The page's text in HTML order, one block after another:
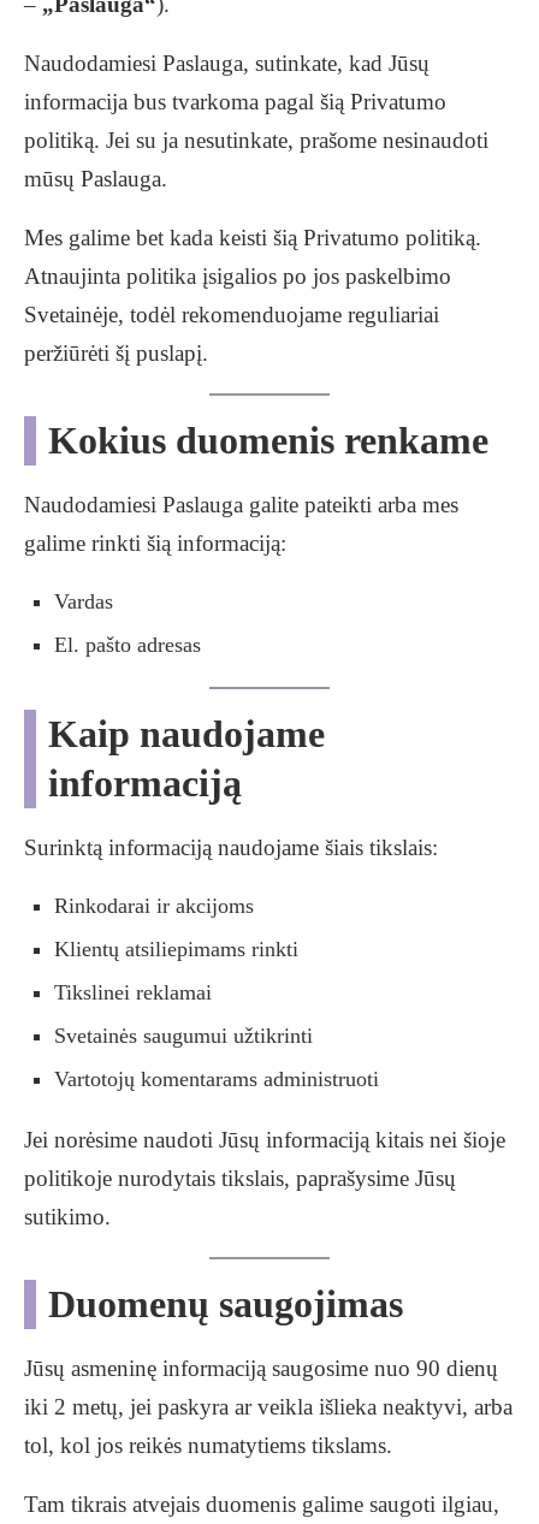
Naudodamiesi Paslauga, sutinkate, kad Jūsų
informacija bus tvarkoma pagal šią Privatumo
politiką. Jei su ja nesutinkate, prašome nesinaudoti
mūsų Paslauga.
Mes galime bet kada keisti šią Privatumo politiką.
Atnaujinta politika įsigalios po jos paskelbimo
Svetainėje, todėl rekomenduojame reguliariai
peržiūrėti šį puslapį.
Kokius duomenis renkame
Naudodamiesi Paslauga galite pateikti arba mes
galime rinkti šią informaciją:
Vardas
El. pašto adresas
Kaip naudojame
informaciją
Surinktą informaciją naudojame šiais tikslais:
Rinkodarai ir akcijoms
Klientų atsiliepimams rinkti
Tikslinei reklamai
Svetainės saugumui užtikrinti
Vartotojų komentarams administruoti
Jei norėsime naudoti Jūsų informaciją kitais nei šioje
politikoje nurodytais tikslais, paprašysime Jūsų
sutikimo.
Duomenų saugojimas
Jūsų asmeninę informaciją saugosime nuo 90 dienų
iki 2 metų, jei paskyra ar veikla išlieka neaktyvi, arba
tol, kol jos reikės numatytiems tikslams.
Tam tikrais atvejais duomenis galime saugoti ilgiau,